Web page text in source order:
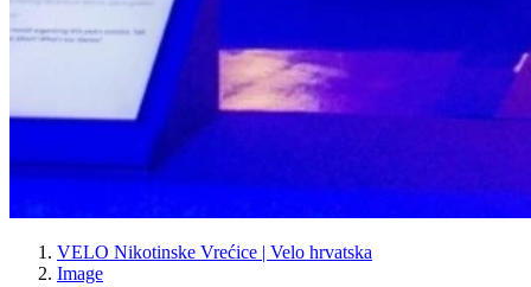
VELO Nikotinske Vrećice | Velo hrvatska
Image